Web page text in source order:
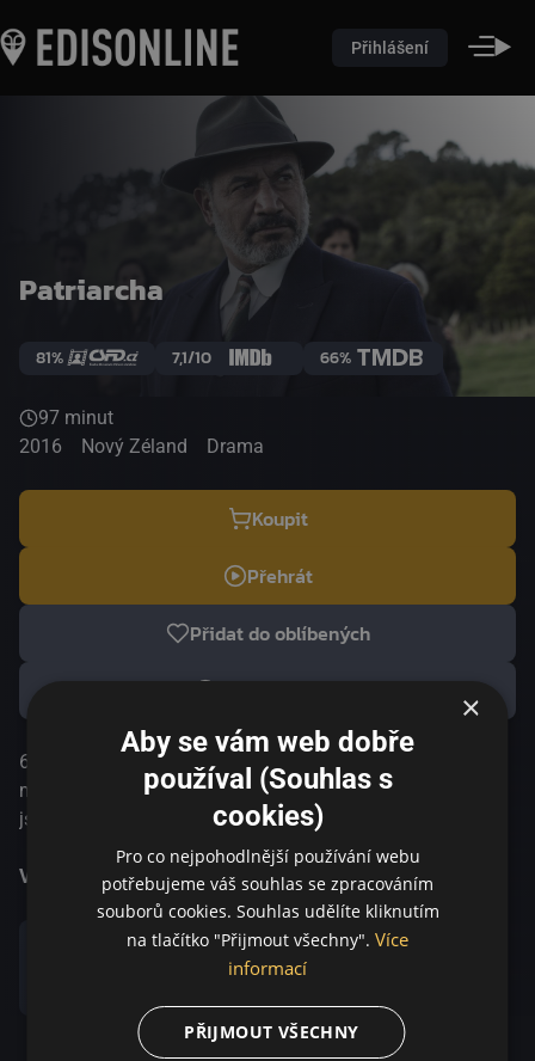
Přihlášení
Patriarcha
81% 7,1/10 66%
97 minut
2016
Nový Zéland Drama
Koupit
Přehrát
Přidat do oblíbených
60. léta 19. století, východní pobřeží Nového Zélandu. Dvě
maorské rodiny střihačů ovcí – Mahanové a Poatové –
jsou zapřisáhlými nepřáteli a obchodními rivaly.
Čtrnáctiletý Simeon Mahana, nejmladší syn, hledá
spojence proti svému despotickému dědečkovi
Tamihanovi. Jak Simeon postupně odhaluje pravdu o
dlouholeté rodinné vendetě, riskuje nejen svou vlastní
budoucnost, ale také soudržnost celé napjaté společnosti.
Více informací
×
Aby se vám web dobře
používal (Souhlas s
cookies)
Pro co nejpohodlnější používání webu
potřebujeme váš souhlas se zpracováním
souborů cookies. Souhlas udělíte kliknutím
na tlačítko "Přijmout všechny". Více
informací
PŘIJMOUT VŠECHNY